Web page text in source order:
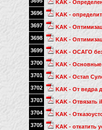
KAK -
3696
KAK -
3697
KAK -
3698
KAK -
3699
KAK - ОСАГО
3700
KAK - Основные
3701
KAK - Остап
3702
KAK - От ведра
3703
KAK - Отвязать
3704
KAK -
3705
KAK - откатить